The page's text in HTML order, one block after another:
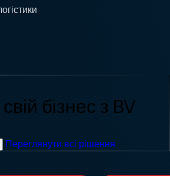
бізнес з BV
Переглянути всі рішення